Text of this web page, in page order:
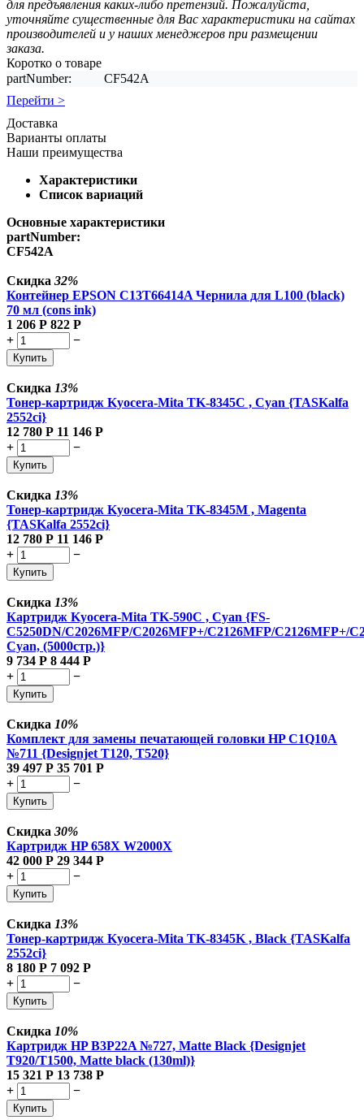
для предъявления каких-либо претензий. Пожалуйста,
уточняйте существенные для Вас характеристики на сайтах
производителей и у наших менеджеров при размещении
заказа.
Коротко о товаре
partNumber:
CF542A
Перейти >
Доставка
Варианты оплаты
Наши преимущества
Характеристики
Список вариаций
Основные характеристики
partNumber:
CF542A
Скидка 32%
Контейнер EPSON C13T66414A Чернила для L100 (black)
70 мл (cons ink)
1 206 Р 822 Р
+
−
Купить
Скидка 13%
Тонер-картридж Kyocera-Mita TK-8345C , Cyan {TASKalfa
2552ci}
12 780 Р 11 146 Р
+
−
Купить
Скидка 13%
Тонер-картридж Kyocera-Mita TK-8345M , Magenta
{TASKalfa 2552ci}
12 780 Р 11 146 Р
+
−
Купить
Скидка 13%
Картридж Kyocera-Mita TK-590C , Cyan {FS-
C5250DN/C2026MFP/C2026MFP+/C2126MFP/C2126MFP+/
Cyan, (5000стр.)}
9 734 Р 8 444 Р
+
−
Купить
Скидка 10%
Комплект для замены печатающей головки HP C1Q10A
№711 {Designjet T120, T520}
39 497 Р 35 701 Р
+
−
Купить
Скидка 30%
Картридж HP 658X W2000X
42 000 Р 29 344 Р
+
−
Купить
Скидка 13%
Тонер-картридж Kyocera-Mita TK-8345K , Black {TASKalfa
2552ci}
8 180 Р 7 092 Р
+
−
Купить
Скидка 10%
Картридж HP B3P22A №727, Matte Black {Designjet
T920/T1500, Matte black (130ml)}
15 321 Р 13 738 Р
+
−
Купить